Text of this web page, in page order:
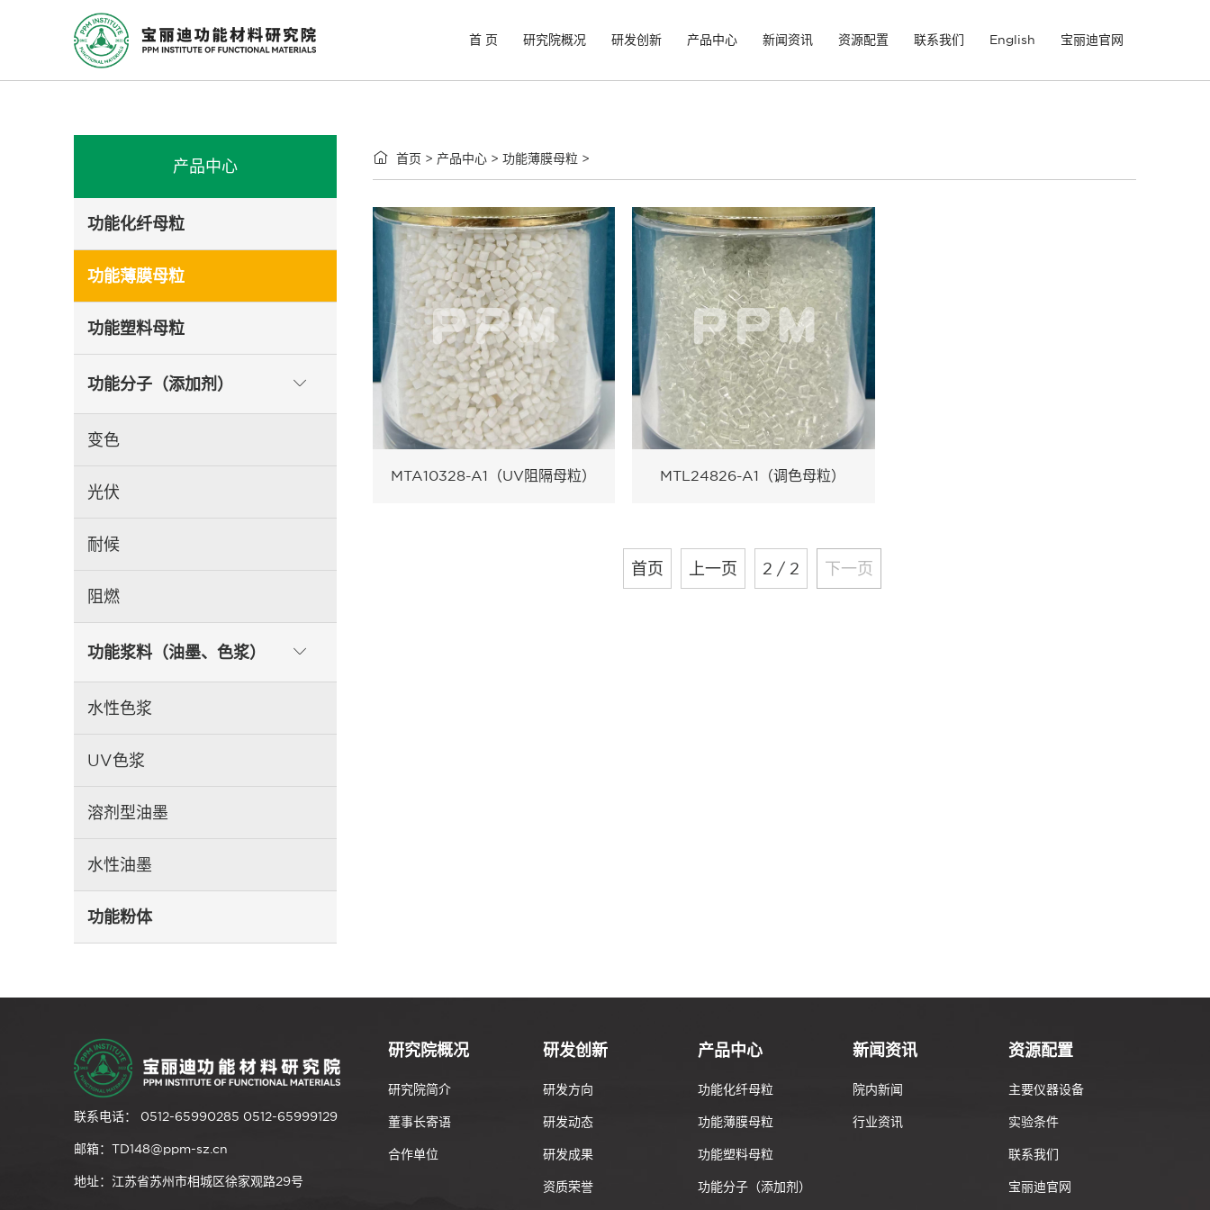
首 页 研究院概况 研发创新 产品中心 新闻资讯 资源配置 联系我们 English 宝丽迪官网
产品中心
功能化纤母粒
功能薄膜母粒
功能塑料母粒
功能分子（添加剂） 
变色
光伏
耐候
阻燃
功能浆料（油墨、色浆） 
水性色浆
UV色浆
溶剂型油墨
水性油墨
功能粉体
 首页 > 产品中心 >功能薄膜母粒 >
MTA10328-A1（UV阻隔母粒） MTL24826-A1（调色母粒）
首页 上一页 2 / 2 下一页
联系电话： 0512-65990285 0512-65999129
邮箱：TD148@ppm-sz.cn
地址：江苏省苏州市相城区徐家观路29号
研究院概况
研究院简介
董事长寄语
合作单位
研发创新
研发方向
研发动态
研发成果
资质荣誉
产品中心
功能化纤母粒
功能薄膜母粒
功能塑料母粒
功能分子（添加剂）
新闻资讯
院内新闻
行业资讯
资源配置
主要仪器设备
实验条件
联系我们
宝丽迪官网